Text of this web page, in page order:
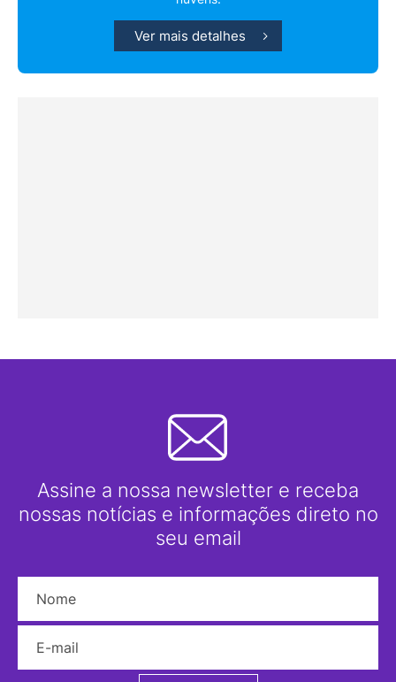
Ver mais detalhes
Assine a nossa newsletter e receba
nossas notícias e informações direto no
seu email